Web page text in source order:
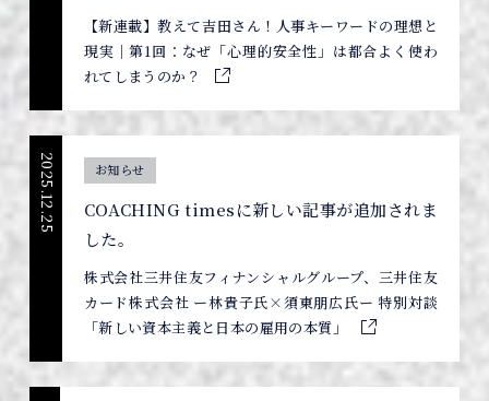
【新連載】教えて吉田さん！人事キーワードの理想と
現実｜第1回：なぜ「心理的安全性」は都合よく使わ
れてしまうのか？
2025.12.25 お知らせ
COACHING timesに新しい記事が追加されま
した。
株式会社三井住友フィナンシャルグループ、三井住友
カード株式会社 ー林貴子氏×須東朋広氏ー 特別対談
「新しい資本主義と日本の雇用の本質」